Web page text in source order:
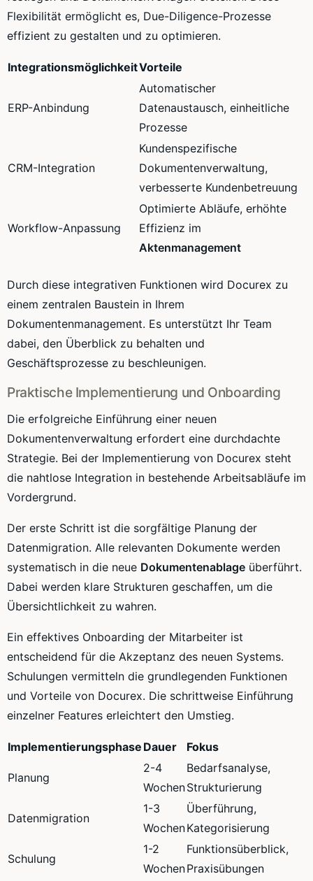
Flexibilität ermöglicht es, Due-Diligence-Prozesse
effizient zu gestalten und zu optimieren.
IntegrationsmöglichkeitVorteile
ERP-Anbindung
Automatischer
Datenaustausch, einheitliche
Prozesse
CRM-Integration
Kundenspezifische
Dokumentenverwaltung,
verbesserte Kundenbetreuung
Workflow-Anpassung
Optimierte Abläufe, erhöhte
Effizienz im
Aktenmanagement
Durch diese integrativen Funktionen wird Docurex zu
einem zentralen Baustein in Ihrem
Dokumentenmanagement. Es unterstützt Ihr Team
dabei, den Überblick zu behalten und
Geschäftsprozesse zu beschleunigen.
Praktische Implementierung und Onboarding
Die erfolgreiche Einführung einer neuen
Dokumentenverwaltung erfordert eine durchdachte
Strategie. Bei der Implementierung von Docurex steht
die nahtlose Integration in bestehende Arbeitsabläufe im
Vordergrund.
Der erste Schritt ist die sorgfältige Planung der
Datenmigration. Alle relevanten Dokumente werden
systematisch in die neue Dokumentenablage überführt.
Dabei werden klare Strukturen geschaffen, um die
Übersichtlichkeit zu wahren.
Ein effektives Onboarding der Mitarbeiter ist
entscheidend für die Akzeptanz des neuen Systems.
Schulungen vermitteln die grundlegenden Funktionen
und Vorteile von Docurex. Die schrittweise Einführung
einzelner Features erleichtert den Umstieg.
Implementierungsphase Dauer Fokus
Planung
2-4
Wochen
Bedarfsanalyse,
Strukturierung
Datenmigration
1-3
Wochen
Überführung,
Kategorisierung
Schulung
1-2
Wochen
Funktionsüberblick,
Praxisübungen